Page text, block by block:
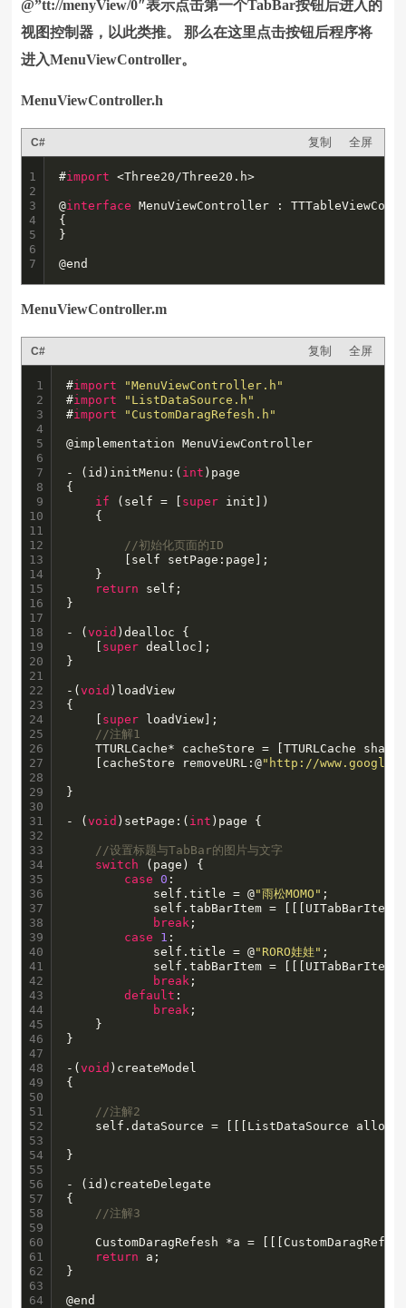
@”tt://menyView/0″表示点击第一个TabBar按钮后进入的
视图控制器，以此类推。 那么在这里点击按钮后程序将
进入MenuViewController。
MenuViewController.h
C# 复制 全屏
1
2
3
4
5
6
7
#import <Three20/Three20.h>
@interface MenuViewController :
{
}
@end
MenuViewController.m
C# 复制 全屏
1
2
3
4
5
6
7
8
9
10
11
12
13
14
15
16
17
18
19
20
21
22
23
24
25
26
27
28
29
30
31
32
33
34
35
36
37
38
39
40
41
42
43
44
45
46
47
48
49
50
51
52
53
54
55
56
57
58
59
60
61
62
63
64
#import
"MenuViewController.h"
#import
"ListDataSource.h"
#import "CustomDaragRefesh.h"
@implementation MenuViewController
- (id)initMenu:( int )page
{
if (self = [ super init])
    {
//初始化页面的ID
        [self setPage:page];
    }
return self;
}
- (void )dealloc {
super dealloc];
}
-(void )loadView
{
super loadView];
//注解1
TTURLCache* cacheStore = [TTURLCache
    [cacheStore removeURL:@
"http://
}
- (void )setPage:( int )page {
//设置标题与TabBar的图片与文字
switch (page) {
case
0 :
            self.title = @
"雨松MOMO" ;
self.tabBarItem = [[[UITabBarItem
break ;
case
1 :
            self.title = @
"RORO娃娃" ;
self.tabBarItem = [[[UITabBarItem
break ;
default :
break ;
    }
}
-(void )createModel
{
//注解2
self.dataSource = [[[ListDataSource alloc]
}
- (id)createDelegate
{
//注解3
CustomDaragRefesh *a =
return a;
}
@end